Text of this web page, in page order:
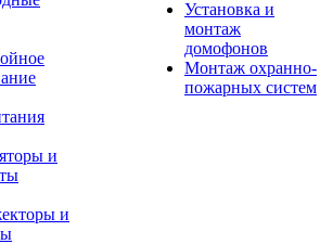
и
и
Установка и
монтаж
домофонов
Монтаж охранно-
пожарных систем